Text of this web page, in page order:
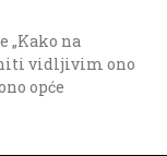
„Kako na
vidljivim ono
opće